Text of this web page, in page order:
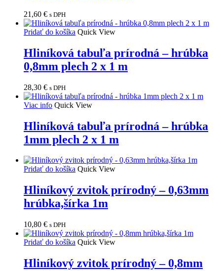
21,60 € s DPH
Pridať do košíka Quick View
Hliníková tabuľa prírodná – hrúbka
0,8mm plech 2 x 1 m
28,30 € s DPH
Viac info Quick View
Hliníková tabuľa prírodná – hrúbka
1mm plech 2 x 1 m
Pridať do košíka Quick View
Hliníkový zvitok prírodný – 0,63mm
hrúbka,šírka 1m
10,80 € s DPH
Pridať do košíka Quick View
Hliníkový zvitok prírodný – 0,8mm